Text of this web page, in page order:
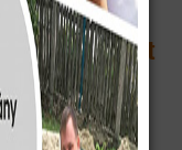
Igazgatóság